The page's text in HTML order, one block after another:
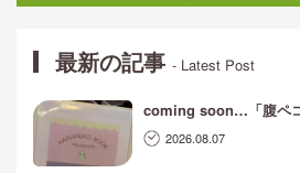
最新の記事- Latest Post
coming soon…「腹ペ
2026.08.07